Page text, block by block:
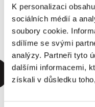
K personalizaci
sociálních médií a
soubory cookie.
sdílíme se svými
analýzy. Partneři tyto
dalšími informacemi,
získali v důsledku